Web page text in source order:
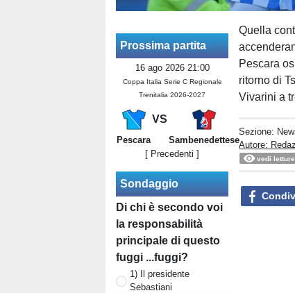
Prossima partita
16 ago 2026 21:00
Coppa Italia Serie C Regionale
Trenitalia 2026-2027
VS
Pescara
Sambenedettese
[ Precedenti ]
Sondaggio
Di chi è secondo voi
la responsabilità
principale di questo
fuggi ...fuggi?
1) Il presidente
Sebastiani
Quella
Pescara
ritorno di
Vivarini a
Sezione:
Autore:
vedi letture